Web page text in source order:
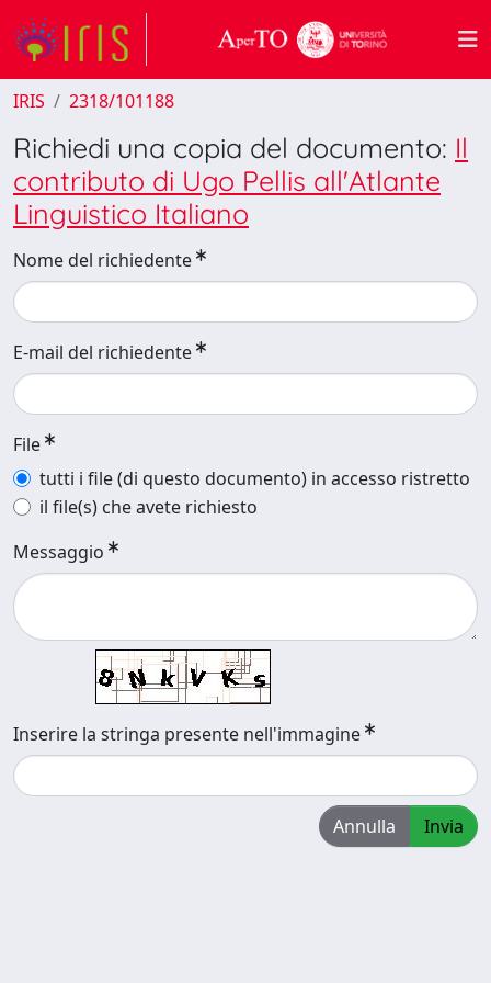
IRIS 2318/101188
Richiedi una copia del documento: Il
contributo di Ugo Pellis all'Atlante
Linguistico Italiano
Nome del richiedente
E-mail del richiedente
File
tutti i file (di questo documento) in accesso ristretto
il file(s) che avete richiesto
Messaggio
Inserire la stringa presente nell'immagine
Annulla Invia